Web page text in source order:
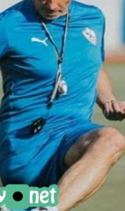
الدوري السعودي
الدوري المصري
دوري أبطال